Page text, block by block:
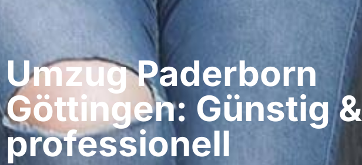
Umzug Paderborn​
Göttingen: Günstig &
professionell​